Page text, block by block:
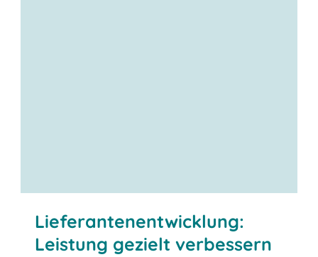
Lieferantenentwicklung:
Leistung gezielt verbessern